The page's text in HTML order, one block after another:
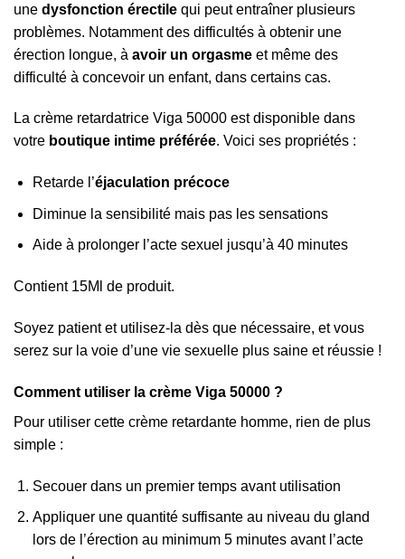
une dysfonction érectile qui peut entraîner plusieurs
problèmes. Notamment des difficultés à obtenir une
érection longue, à avoir un orgasme et même des
difficulté à concevoir un enfant, dans certains cas.
La crème retardatrice Viga 50000 est disponible dans
votre boutique intime préférée. Voici ses propriétés :
Retarde l’éjaculation précoce
Diminue la sensibilité mais pas les sensations
Aide à prolonger l’acte sexuel jusqu’à 40 minutes
Contient 15Ml de produit.
Soyez patient et utilisez-la dès que nécessaire, et vous
serez sur la voie d’une vie sexuelle plus saine et réussie !
Comment utiliser la crème Viga 50000 ?
Pour utiliser cette crème retardante homme, rien de plus
simple :
Secouer dans un premier temps avant utilisation
Appliquer une quantité suffisante au niveau du gland
lors de l’érection au minimum 5 minutes avant l’acte